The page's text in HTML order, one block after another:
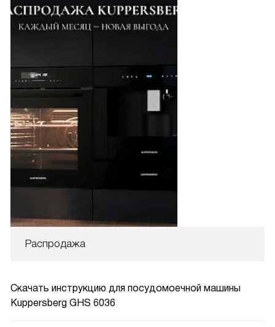
Распродажа
Скачать инструкцию для посудомоечной машины
Kuppersberg GHS 6036